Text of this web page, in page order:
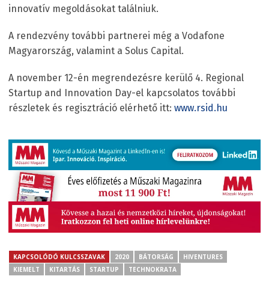
innovatív megoldásokat találniuk.
A rendezvény további partnerei még a Vodafone
Magyarország, valamint a Solus Capital.
A november 12-én megrendezésre kerülő 4. Regional
Startup and Innovation Day-el kapcsolatos további
részletek és regisztráció elérhető itt: www.rsid.hu
KAPCSOLÓDÓ KULCSSZAVAK 2020 BÁTORSÁG
HIVENTURES
KIEMELT
KITARTÁS STARTUP TECHNOKRATA